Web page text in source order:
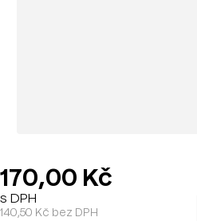
170,00 Kč
s DPH
140,50 Kč bez DPH